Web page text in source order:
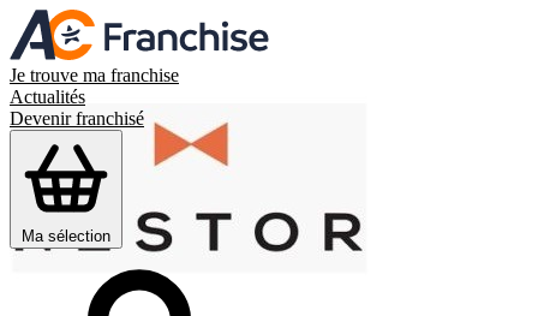
Je trouve ma franchise
Actualités
Devenir franchisé
Ma sélection